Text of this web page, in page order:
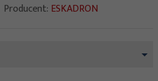
Producent: ESKADRON